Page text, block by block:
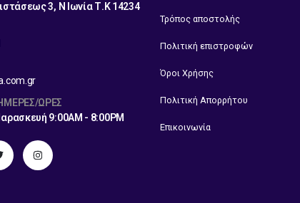
3, Ν Ιωνία Τ.Κ 14234
ΏΡΕΣ
9:00AM - 8:00PM
Τρόπος αποστολής
Πολιτική επιστροφών
Όροι Χρήσης
Πολιτική Απορρήτου
Επικοινωνία